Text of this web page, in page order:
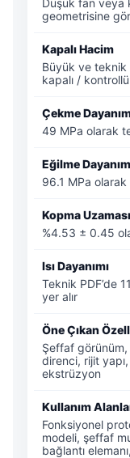
Düşük fan veya
geometrisine
Kapalı Hacim
Büyük ve
kapalı /
Çekme
49 MPa olarak
Eğilme
96.1 MPa olarak
Kopma Uzaması
%4.53 ± 0.45
Isı Dayanımı
Teknik PDF’de
yer alır
Öne Çıkan
Şeffaf görünüm,
direnci, rijit
ekstrüzyon
Kullanım
Fonksiyonel
modeli, şeffaf
bağlantı